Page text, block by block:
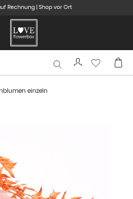
Rechnung | Shop vor Ort
einzeln